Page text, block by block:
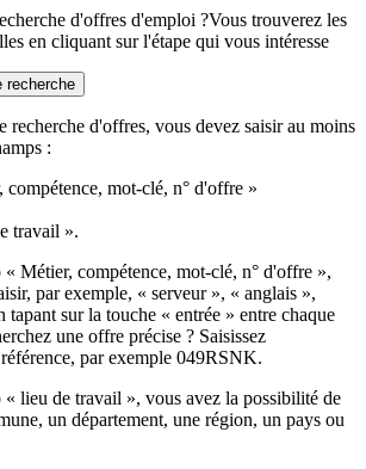
d'offres d'emploi ?Vous trouverez les
en cliquant sur l'étape qui vous intéresse
recherche
recherche d'offres, vous devez saisir au moins
:
compétence, mot-clé, n° d'offre »
travail ».
« Métier, compétence, mot-clé, n° d'offre »,
par exemple, « serveur », « anglais »,
tapant sur la touche « entrée » entre chaque
une offre précise ? Saisissez
par exemple 049RSNK.
« lieu de travail », vous avez la possibilité de
un département, une région, un pays ou